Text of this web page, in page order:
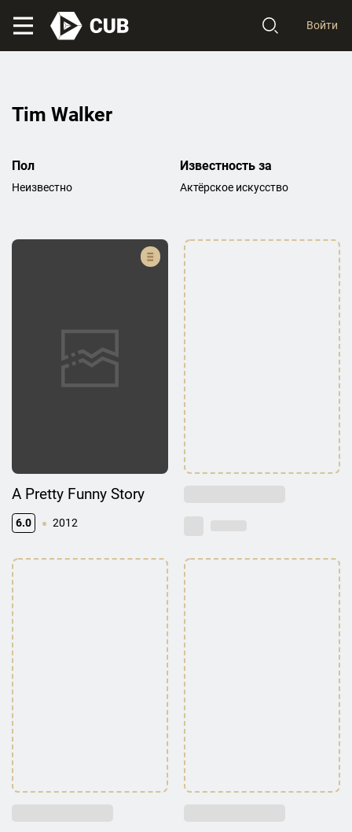
Войти
Tim Walker
Пол
Неизвестно
Известность за
Актёрское искусство
A Pretty Funny Story
6.0 2012